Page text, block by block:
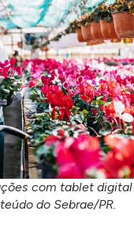
com tablet digital
do Sebrae/PR.